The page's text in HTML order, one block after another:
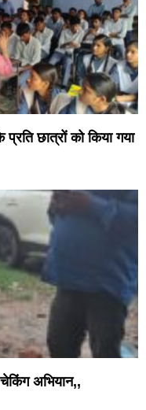
छात्रों को किया गया
अभियान,,